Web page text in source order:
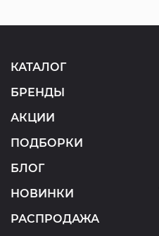
КАТАЛОГ
БРЕНДЫ
АКЦИИ
ПОДБОРКИ
БЛОГ
НОВИНКИ
РАСПРОДАЖА